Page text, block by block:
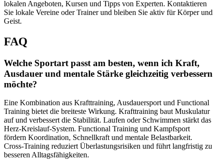
lokalen Angeboten, Kursen und Tipps von Experten. Kontaktieren
Sie lokale Vereine oder Trainer und bleiben Sie aktiv für Körper und
Geist.
FAQ
Welche Sportart passt am besten, wenn ich Kraft,
Ausdauer und mentale Stärke gleichzeitig verbessern
möchte?
Eine Kombination aus Krafttraining, Ausdauersport und Functional
Training bietet die breiteste Wirkung. Krafttraining baut Muskulatur
auf und verbessert die Stabilität. Laufen oder Schwimmen stärkt das
Herz-Kreislauf-System. Functional Training und Kampfsport
fördern Koordination, Schnellkraft und mentale Belastbarkeit.
Cross-Training reduziert Überlastungsrisiken und führt langfristig zu
besseren Alltagsfähigkeiten.